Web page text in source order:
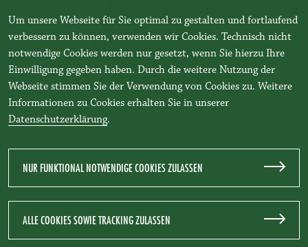
Pater Anselm Grün. Wurzeln des TEAM BENEDIKT
KONTAKT
TEAM BENEDIKT
innovativ benediktinisch.
Um unsere Webseite für Sie optimal zu gestalten und fortlaufend
verbessern zu können, verwenden wir Cookies. Technisch nicht
notwendige Cookies werden nur gesetzt, wenn Sie hierzu Ihre
Einwilligung gegeben haben. Durch die weitere Nutzung der
Webseite stimmen Sie der Verwendung von Cookies zu. Weitere
Informationen zu Cookies erhalten Sie in unserer
Datenschutzerklärung.
NUR FUNKTIONAL NOTWENDIGE COOKIES ZULASSEN
ALLE COOKIES SOWIE TRACKING ZULASSEN